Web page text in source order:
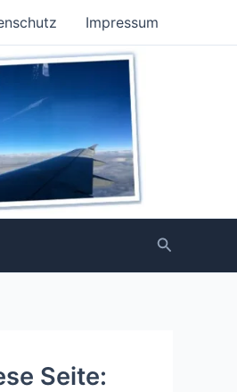
Impressum
Suchen
Seite: